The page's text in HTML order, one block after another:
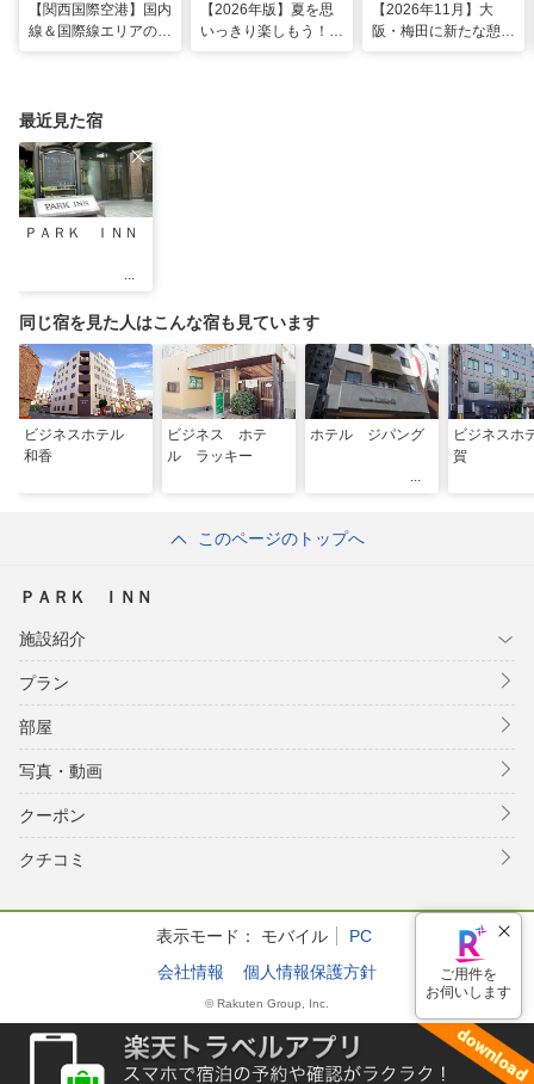
【関西国際空港】国内
線＆国際線エリアの大
【2026年版】夏を思
いっきり楽しもう！関
【2026年11月】大
阪・梅田に新たな憩い
最近見た宿
ＰＡＲＫ ＩＮＮ
同じ宿を見た人はこんな宿も見ています
ビジネスホテル
和香
ビジネス ホテ
ル ラッキー
ホテル ジパング
ビジネスホ
賀
このページのトップへ
ＰＡＲＫ ＩＮＮ
施設紹介
プラン
部屋
写真・動画
クーポン
クチコミ
表示モード： モバイル
PC
会社情報
個人情報保護方針
© Rakuten Group, Inc.
ご用件を
お伺いします